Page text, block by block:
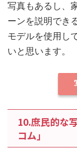
写真もあるし、
ーンを説明でき
モデルを使用し
いと思います。
10.庶民的な
コム」